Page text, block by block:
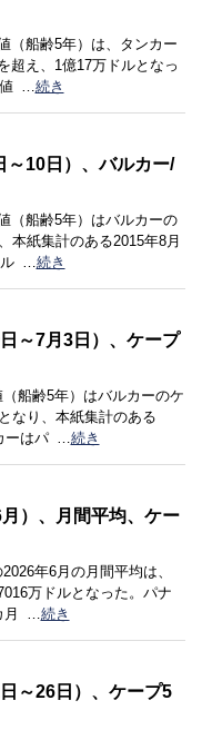
（船齢5年）は、タンカー
超え、1億17万ドルとなっ
…続き
～10日）、バルカー/
（船齢5年）はバルカーの
本紙集計のある2015年8月
…続き
～7月3日）、ケープ
船齢5年）はバルカーのケ
なり、本紙集計のある
ーはパ …続き
）、月間平均、ケー
年6月の月間平均は、
万ドルとなった。パナ
…続き
～26日）、ケープ5